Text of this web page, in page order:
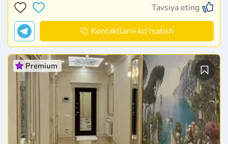
Tavsiya eting
Kontaktlarni ko'rsatish
Premium